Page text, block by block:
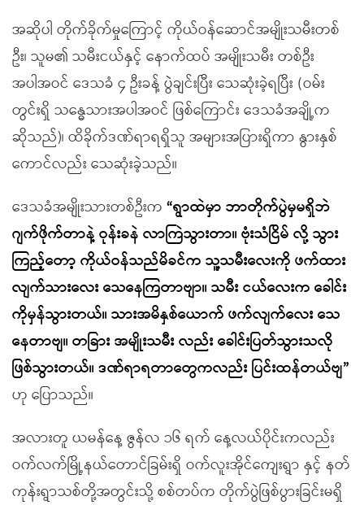
အဆိုပါ တိုက်ခိုက်မှုကြောင့် ကိုယ်ဝန်ဆောင်အမျိုးသမီးတစ်
ဦး၊ သူမ၏ သမီးငယ်နှင့် နောက်ထပ် အမျိုးသမီး တစ်ဦး
အပါအဝင် ဒေသခံ ၄ ဦးခန့် ပွဲချင်းပြီး သေဆုံးခဲ့ရပြီး (ဝမ်း
တွင်းရှိ သန္ဓေသားအပါအဝင် ဖြစ်ကြောင်း ဒေသခံအချို့က
ဆိုသည်)၊ ထိခိုက်ဒဏ်ရာရရှိသူ အများအပြားရှိကာ နွားနှစ်
ကောင်လည်း သေဆုံးခဲ့သည်။
ဒေသခံအမျိုးသားတစ်ဦးက “ရွာထဲမှာ ဘာတိုက်ပွဲမှမရှိဘဲ
ဂျက်ဖိုက်တာနဲ့ ဝုန်းခနဲ လာကြဲသွားတာ။ ဗုံးသံငြိမ် လို့ သွား
ကြည့်တော့ ကိုယ်ဝန်သည်မိခင်က သူ့သမီးလေးကို ဖက်ထား
လျက်သားလေး သေနေကြတာဗျာ။ သမီး ငယ်လေးက ခေါင်း
ကိုမှန်သွားတယ်။ သားအမိနှစ်ယောက် ဖက်လျက်လေး သေ
နေတာဗျ။ တခြား အမျိုးသမီး လည်း ခေါင်းပြတ်သွားသလို
ဖြစ်သွားတယ်။ ဒဏ်ရာရတာတွေကလည်း ပြင်းထန်တယ်ဗျ”
ဟု ပြောသည်။
အလားတူ ယမန်နေ့ ဇွန်လ ၁၆ ရက် နေ့လယ်ပိုင်းကလည်း
ဝက်လက်မြို့နယ်တောင်ခြမ်းရှိ ဝက်လူးအိုင်ကျေးရွာ နှင့် နတ်
ကုန်းရွာသစ်တို့အတွင်းသို့ စစ်တပ်က တိုက်ပွဲဖြစ်ပွားခြင်းမရှိ